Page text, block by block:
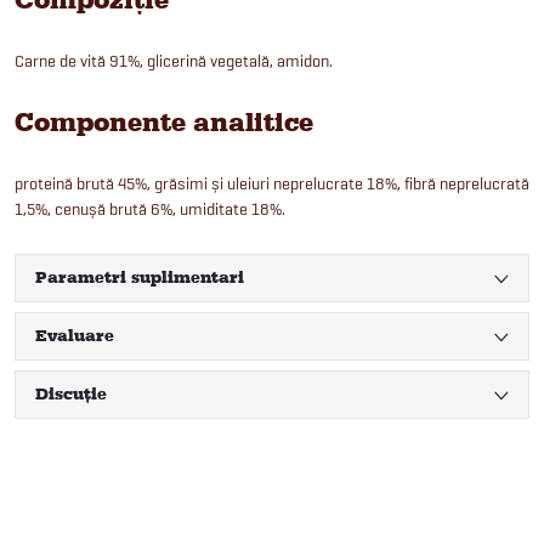
Carne de vită 91%, glicerină vegetală, amidon.
Componente analitice
proteină brută 45%, grăsimi și uleiuri neprelucrate 18%, fibră neprelucrată
1,5%, cenușă brută 6%, umiditate 18%.
Parametri suplimentari
Evaluare
Discuţie